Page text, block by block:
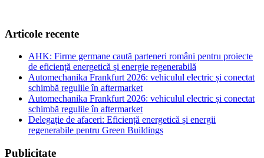
Articole recente
AHK: Firme germane caută parteneri români pentru proiecte
de eficiență energetică și energie regenerabilă
Automechanika Frankfurt 2026: vehiculul electric și conectat
schimbă regulile în aftermarket
Automechanika Frankfurt 2026: vehiculul electric și conectat
schimbă regulile în aftermarket
Delegație de afaceri: Eficiență energetică și energii
regenerabile pentru Green Buildings
Publicitate